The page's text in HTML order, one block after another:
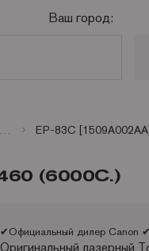
Ваш город:
Картриджи для лазерных принтеров и факсов Canon
(6000C.)
✔Официальный дилер Canon
Оригинальный лазерный